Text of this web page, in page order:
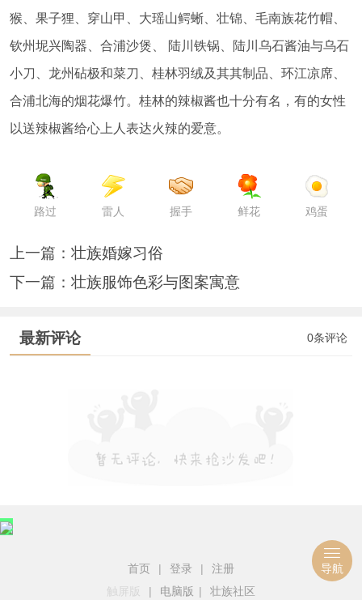
猴、果子狸、穿山甲、大瑶山鳄蜥、壮锦、毛南族花竹帽、
钦州坭兴陶器、合浦沙煲、 陆川铁锅、陆川乌石酱油与乌石
小刀、龙州砧极和菜刀、桂林羽绒及其其制品、环江凉席、
合浦北海的烟花爆竹。桂林的辣椒酱也十分有名，有的女性
以送辣椒酱给心上人表达火辣的爱意。
路过 雷人 握手 鲜花 鸡蛋
上一篇： 壮族婚嫁习俗
下一篇： 壮族服饰色彩与图案寓意
0条评论
最新评论
首页 | 登录 |
注册
触屏版
| 电脑版 | 壮族社区
导航